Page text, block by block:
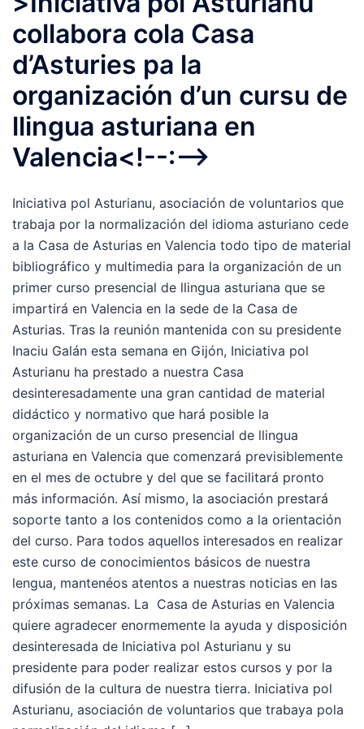
collabora cola Casa
d’Asturies pa la
organización d’un cursu de
llingua asturiana en
Valencia<!--:-->
Iniciativa pol Asturianu, asociación de voluntarios que
trabaja por la normalización del idioma asturiano cede
a la Casa de Asturias en Valencia todo tipo de material
bibliográfico y multimedia para la organización de un
primer curso presencial de llingua asturiana que se
impartirá en Valencia en la sede de la Casa de
Asturias. Tras la reunión mantenida con su presidente
Inaciu Galán esta semana en Gijón, Iniciativa pol
Asturianu ha prestado a nuestra Casa
desinteresadamente una gran cantidad de material
didáctico y normativo que hará posible la
organización de un curso presencial de llingua
asturiana en Valencia que comenzará previsiblemente
en el mes de octubre y del que se facilitará pronto
más información. Así mismo, la asociación prestará
soporte tanto a los contenidos como a la orientación
del curso. Para todos aquellos interesados en realizar
este curso de conocimientos básicos de nuestra
lengua, mantenéos atentos a nuestras noticias en las
próximas semanas. La Casa de Asturias en Valencia
quiere agradecer enormemente la ayuda y disposición
desinteresada de Iniciativa pol Asturianu y su
presidente para poder realizar estos cursos y por la
difusión de la cultura de nuestra tierra. Iniciativa pol
Asturianu, asociación de voluntarios que trabaya pola